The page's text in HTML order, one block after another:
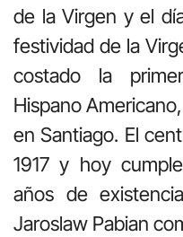
de la Virgen y el
festividad de la
costado la
Hispano
en Santiago. El
1917 y hoy
años de
Jaroslaw Pabian